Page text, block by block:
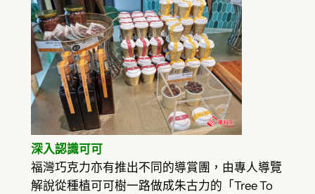
深入認識可可
福灣巧克力亦有推出不同的導賞團，由專人導覽
解說從種植可可樹一路做成朱古力的「Tree To